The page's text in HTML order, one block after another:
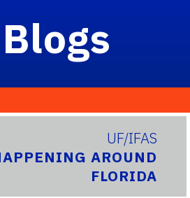
Blogs
UF/IFAS
AROUND
FLORIDA